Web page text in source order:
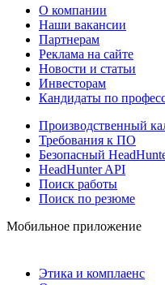
О компании
Наши вакансии
Партнерам
Реклама на сайте
Новости и статьи
Инвесторам
Кандидаты по
Производственный
Требования к ПО
Безопасный
HeadHunter API
Поиск работы
Поиск по резюме
Мобильное приложение
Этика и комплаенс